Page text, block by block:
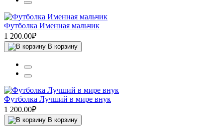
Футболка Именная мальчик
1 200.00₽
В корзину
Футболка Лучший в мире внук
1 200.00₽
В корзину